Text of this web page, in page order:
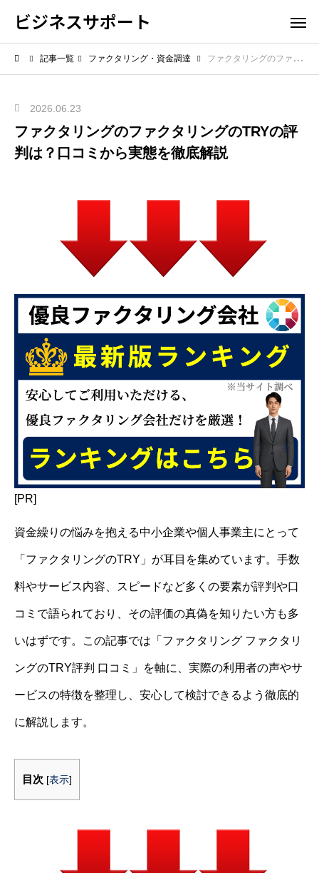
ビジネスサポート
記事一覧 ファクタリング・資金調達 ファクタリングのファクタリングのTRYの評判は？口コミから実態を徹底解説
2026.06.23
ファクタリングのファクタリングのTRYの評
判は？口コミから実態を徹底解説
[PR]
資金繰りの悩みを抱える中小企業や個人事業主にとって
「ファクタリングのTRY」が耳目を集めています。手数
料やサービス内容、スピードなど多くの要素が評判や口
コミで語られており、その評価の真偽を知りたい方も多
いはずです。この記事では「ファクタリング ファクタリ
ングのTRY評判 口コミ」を軸に、実際の利用者の声やサ
ービスの特徴を整理し、安心して検討できるよう徹底的
に解説します。
目次 [表示]